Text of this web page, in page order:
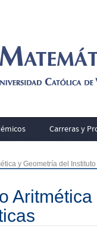
Carreras y
y Geometría del